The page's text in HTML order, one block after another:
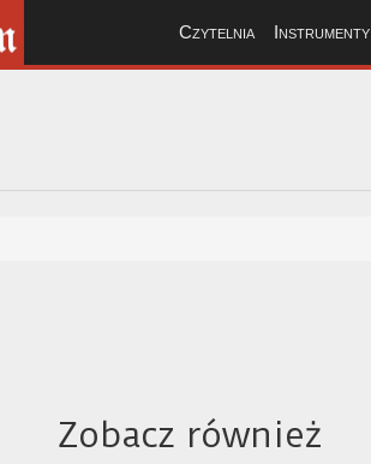
Czytelnia Instrumenty
Zobacz również